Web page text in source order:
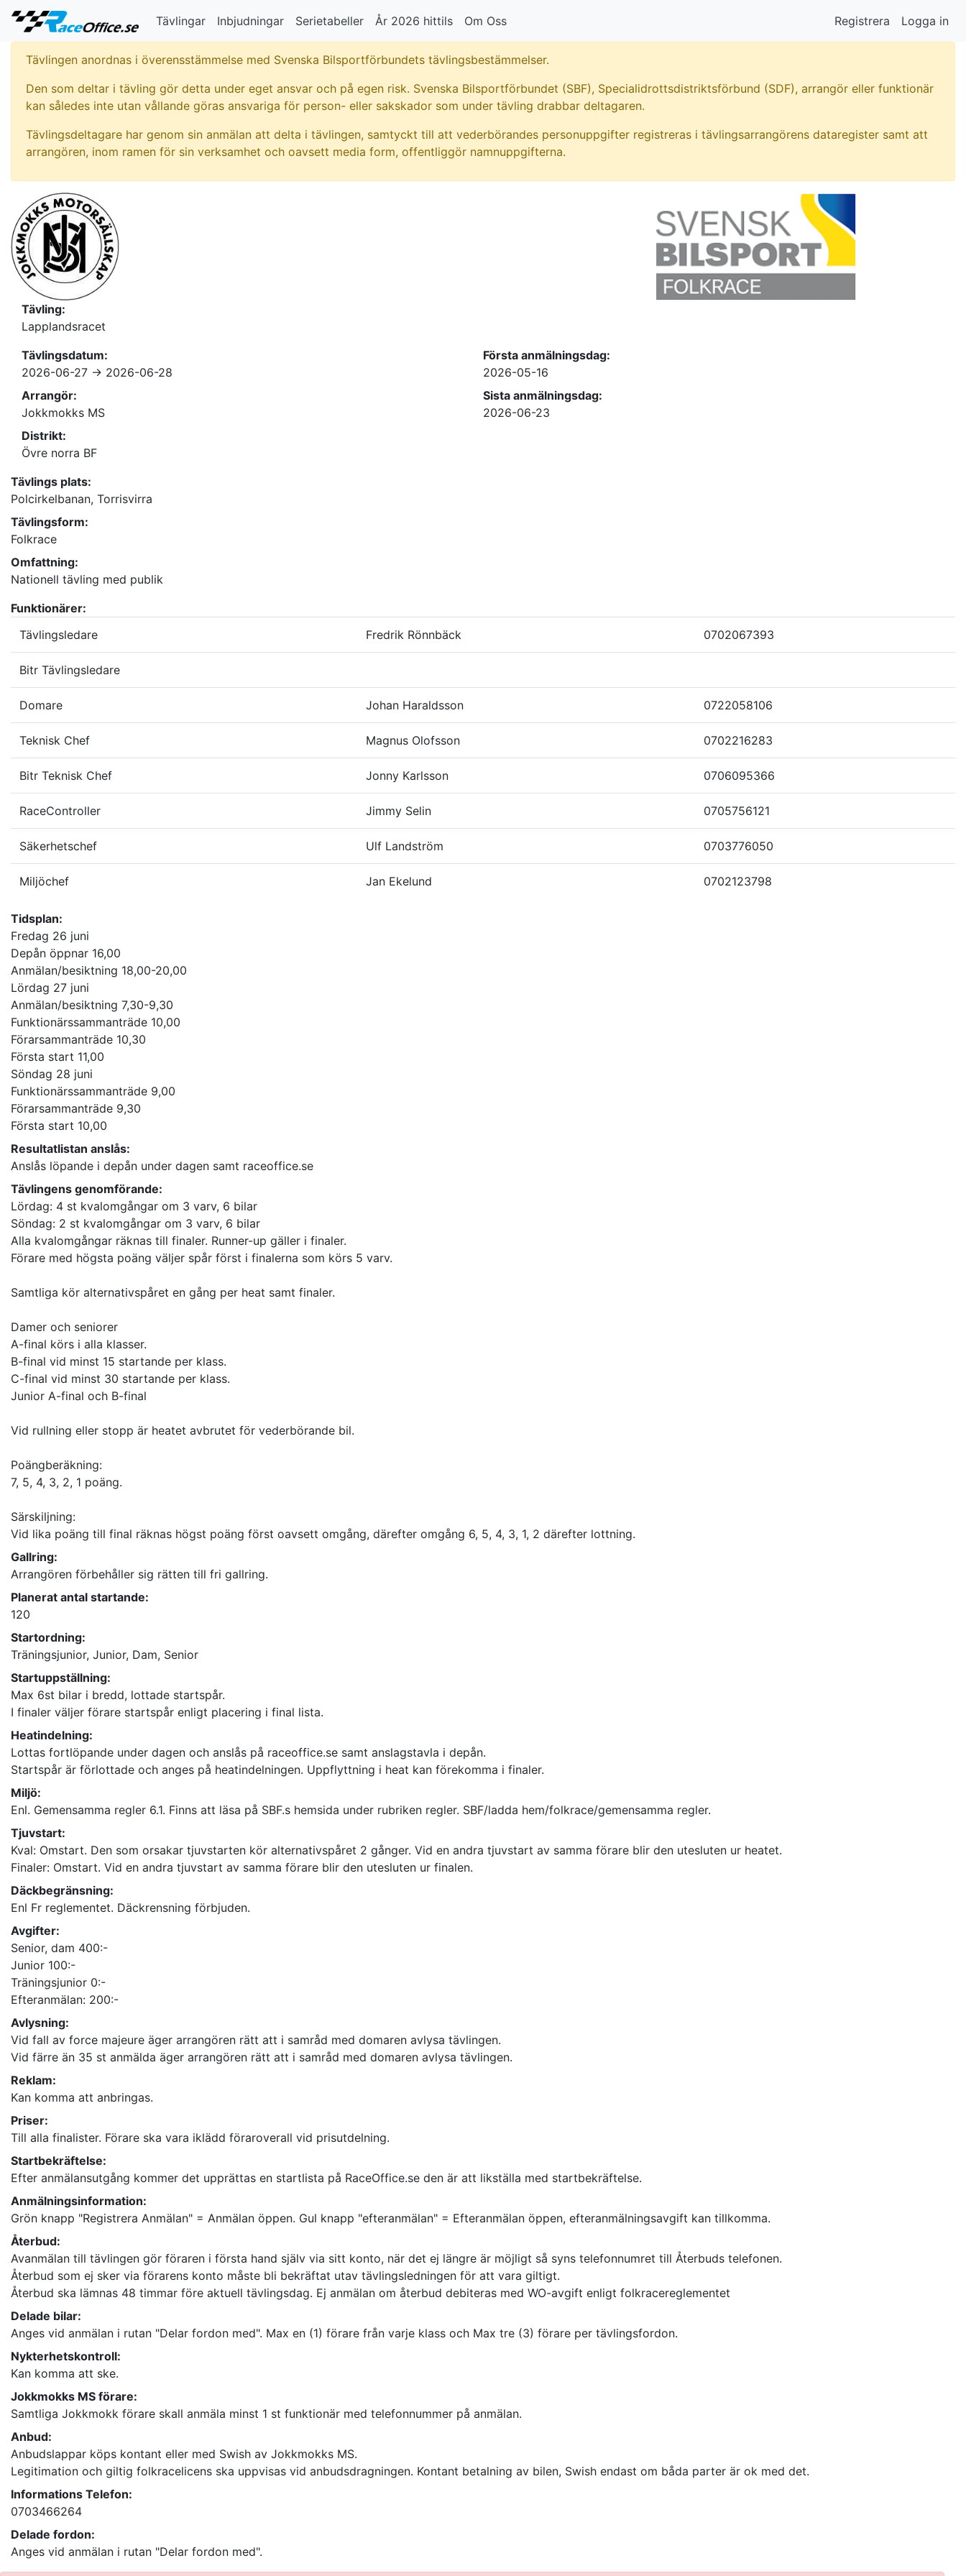
Tävlingar Inbjudningar Serietabeller År 2026 hittils Om Oss Registrera Logga in
Tävlingen anordnas i överensstämmelse med Svenska Bilsportförbundets tävlingsbestämmelser.
Den som deltar i tävling gör detta under eget ansvar och på egen risk. Svenska Bilsportförbundet (SBF), Specialidrottsdistriktsförbund (SDF), arrangör eller funktionär
kan således inte utan vållande göras ansvariga för person- eller sakskador som under tävling drabbar deltagaren.
Tävlingsdeltagare har genom sin anmälan att delta i tävlingen, samtyckt till att vederbörandes personuppgifter registreras i tävlingsarrangörens dataregister samt att
arrangören, inom ramen för sin verksamhet och oavsett media form, offentliggör namnuppgifterna.
Tävling:
Lapplandsracet
Tävlingsdatum:
2026-06-27 -> 2026-06-28
Arrangör:
Jokkmokks MS
Distrikt:
Övre norra BF
Första anmälningsdag:
2026-05-16
Sista anmälningsdag:
2026-06-23
Tävlings plats:
Polcirkelbanan, Torrisvirra
Tävlingsform:
Folkrace
Omfattning:
Nationell tävling med publik
Funktionärer:
Tävlingsledare
Fredrik Rönnbäck 0702067393
Bitr Tävlingsledare
Domare Johan Haraldsson 0722058106
Teknisk Chef Magnus Olofsson 0702216283
Bitr Teknisk Chef Jonny Karlsson 0706095366
RaceController Jimmy Selin 0705756121
Säkerhetschef Ulf Landström 0703776050
Miljöchef Jan Ekelund 0702123798
Tidsplan:
Fredag 26 juni
Depån öppnar 16,00
Anmälan/besiktning 18,00-20,00
Lördag 27 juni
Anmälan/besiktning 7,30-9,30
Funktionärssammanträde 10,00
Förarsammanträde 10,30
Första start 11,00
Söndag 28 juni
Funktionärssammanträde 9,00
Förarsammanträde 9,30
Första start 10,00
Resultatlistan anslås:
Anslås löpande i depån under dagen samt raceoffice.se
Tävlingens genomförande:
Lördag: 4 st kvalomgångar om 3 varv, 6 bilar
Söndag: 2 st kvalomgångar om 3 varv, 6 bilar
Alla kvalomgångar räknas till finaler. Runner-up gäller i finaler.
Förare med högsta poäng väljer spår först i finalerna som körs 5 varv.
Samtliga kör alternativspåret en gång per heat samt finaler.
Damer och seniorer
A-final körs i alla klasser.
B-final vid minst 15 startande per klass.
C-final vid minst 30 startande per klass.
Junior A-final och B-final
Vid rullning eller stopp är heatet avbrutet för vederbörande bil.
Poängberäkning:
7, 5, 4, 3, 2, 1 poäng.
Särskiljning:
Vid lika poäng till final räknas högst poäng först oavsett omgång, därefter omgång 6, 5, 4, 3, 1, 2 därefter lottning.
Gallring:
Arrangören förbehåller sig rätten till fri gallring.
Planerat antal startande:
120
Startordning:
Träningsjunior, Junior, Dam, Senior
Startuppställning:
Max 6st bilar i bredd, lottade startspår.
I finaler väljer förare startspår enligt placering i final lista.
Heatindelning:
Lottas fortlöpande under dagen och anslås på raceoffice.se samt anslagstavla i depån.
Startspår är förlottade och anges på heatindelningen. Uppflyttning i heat kan förekomma i finaler.
Miljö:
Enl. Gemensamma regler 6.1. Finns att läsa på SBF.s hemsida under rubriken regler. SBF/ladda hem/folkrace/gemensamma regler.
Tjuvstart:
Kval: Omstart. Den som orsakar tjuvstarten kör alternativspåret 2 gånger. Vid en andra tjuvstart av samma förare blir den utesluten ur heatet.
Finaler: Omstart. Vid en andra tjuvstart av samma förare blir den utesluten ur finalen.
Däckbegränsning:
Enl Fr reglementet. Däckrensning förbjuden.
Avgifter:
Senior, dam 400:-
Junior 100:-
Träningsjunior 0:-
Efteranmälan: 200:-
Avlysning:
Vid fall av force majeure äger arrangören rätt att i samråd med domaren avlysa tävlingen.
Vid färre än 35 st anmälda äger arrangören rätt att i samråd med domaren avlysa tävlingen.
Reklam:
Kan komma att anbringas.
Priser:
Till alla finalister. Förare ska vara iklädd föraroverall vid prisutdelning.
Startbekräftelse:
Efter anmälansutgång kommer det upprättas en startlista på RaceOffice.se den är att likställa med startbekräftelse.
Anmälningsinformation:
Grön knapp "Registrera Anmälan" = Anmälan öppen. Gul knapp "efteranmälan" = Efteranmälan öppen, efteranmälningsavgift kan tillkomma.
Återbud:
Avanmälan till tävlingen gör föraren i första hand själv via sitt konto, när det ej längre är möjligt så syns telefonnumret till Återbuds telefonen.
Återbud som ej sker via förarens konto måste bli bekräftat utav tävlingsledningen för att vara giltigt.
Återbud ska lämnas 48 timmar före aktuell tävlingsdag. Ej anmälan om återbud debiteras med WO-avgift enligt folkracereglementet
Delade bilar:
Anges vid anmälan i rutan "Delar fordon med". Max en (1) förare från varje klass och Max tre (3) förare per tävlingsfordon.
Nykterhetskontroll:
Kan komma att ske.
Jokkmokks MS förare:
Samtliga Jokkmokk förare skall anmäla minst 1 st funktionär med telefonnummer på anmälan.
Anbud:
Anbudslappar köps kontant eller med Swish av Jokkmokks MS.
Legitimation och giltig folkracelicens ska uppvisas vid anbudsdragningen. Kontant betalning av bilen, Swish endast om båda parter är ok med det.
Informations Telefon:
0703466264
Delade fordon:
Anges vid anmälan i rutan "Delar fordon med".